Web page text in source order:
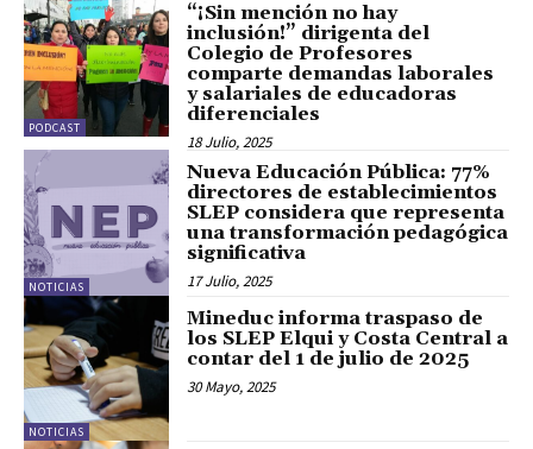
PODCAST
“¡Sin mención no hay
inclusión!” dirigenta del
Colegio de Profesores
comparte demandas laborales
y salariales de educadoras
diferenciales
18 Julio, 2025
NOTICIAS
Nueva Educación Pública: 77%
directores de establecimientos
SLEP considera que representa
una transformación pedagógica
significativa
17 Julio, 2025
NOTICIAS
Mineduc informa traspaso de
los SLEP Elqui y Costa Central a
contar del 1 de julio de 2025
30 Mayo, 2025